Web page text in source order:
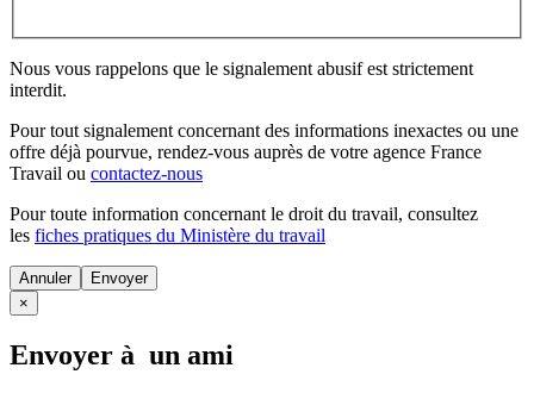
Nous vous rappelons que le signalement abusif est strictement
interdit.
Pour tout signalement concernant des informations inexactes ou une
offre déjà pourvue, rendez-vous auprès de votre agence France
Travail ou contactez-nous
Pour toute information concernant le droit du travail, consultez
les fiches pratiques du Ministère du travail
Annuler
×
Envoyer à un ami